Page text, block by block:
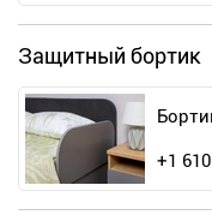
Защитный бортик
+1 610